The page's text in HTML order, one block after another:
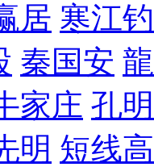
居 寒江
秦国安
家庄 孔
明 短线